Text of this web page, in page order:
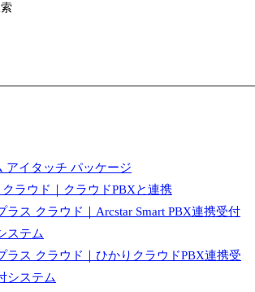
アイタッチ パッケージ
クラウド｜クラウドPBXと連携
ラス クラウド｜Arcstar Smart PBX連携受付
ステム
ラス クラウド｜ひかりクラウドPBX連携受
システム